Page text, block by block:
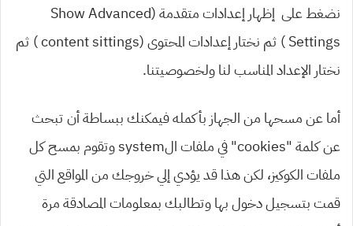
نضغط على إظهار إعدادات متقدمة (Show Advanced
Settings ) ثم نختار إعدادات المحتوى (content sittings ) ثم
نختار الإعداد المناسب لنا ولخصوصيتنا.
أما عن مسحها من الجهاز بأكمله فيمكنك ببساطة أن تبحث
عن كلمة “cookies” في ملفات الsystem وتقوم بمسح كل
ملفات الكوكيز، لكن هذا قد يؤدي إلي خروجك من المواقع التي
قمت بتسجيل دخول بها وتطالبك بمعلومات المصادقة مرة